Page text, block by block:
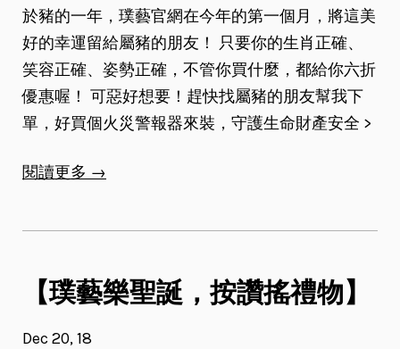
於豬的一年，璞藝官網在今年的第一個月，將這美
好的幸運留給屬豬的朋友！ 只要你的生肖正確、
笑容正確、姿勢正確，不管你買什麼，都給你六折
優惠喔！ 可惡好想要！趕快找屬豬的朋友幫我下
單，好買個火災警報器來裝，守護生命財產安全 >
閱讀更多 →
【璞藝樂聖誕，按讚搖禮物】
Dec 20, 18